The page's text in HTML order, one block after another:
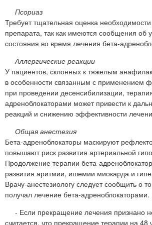
Псориаз
Требует тщательная оценка
препарата, так как имеются сообщения об
состояния во время лечения бета-
Аллергические реакции
У пациентов, склонных к тяжелым
в особенности связанным с применением
при проведении десенсибилизации,
адреноблокаторами может привести к
реакций и снижению эффективности
Общая анестезия
Бета-адреноблокаторы маскируют
повышают риск развития артериальной
Продолжение терапии бета-
развития аритмии, ишемии миокарда и
Врачу-анестезиологу следует сообщить о
получал лечение бета-адреноблокаторами.
- Если прекращение лечения признано
считается, что прекращение терапии на 48